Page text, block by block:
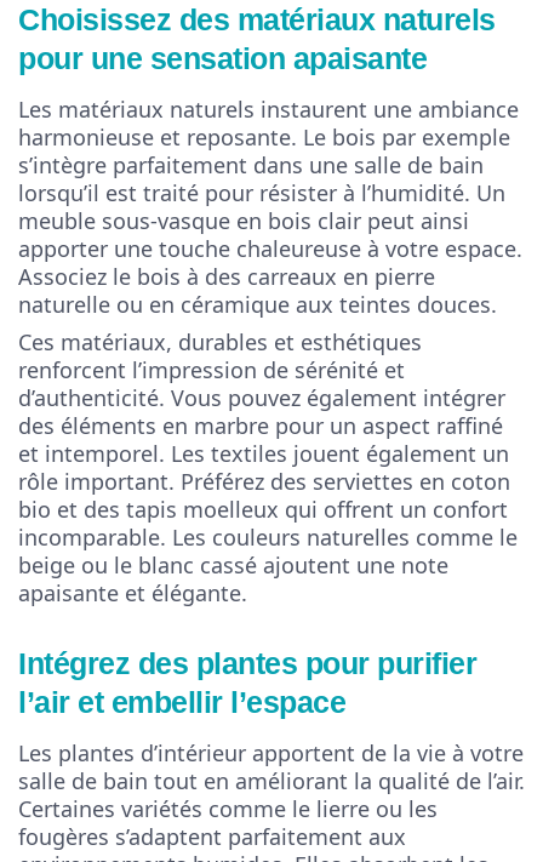
Choisissez des matériaux naturels
pour une sensation apaisante
Les matériaux naturels instaurent une ambiance
harmonieuse et reposante. Le bois par exemple
s’intègre parfaitement dans une salle de bain
lorsqu’il est traité pour résister à l’humidité. Un
meuble sous-vasque en bois clair peut ainsi
apporter une touche chaleureuse à votre espace.
Associez le bois à des carreaux en pierre
naturelle ou en céramique aux teintes douces.
Ces matériaux, durables et esthétiques
renforcent l’impression de sérénité et
d’authenticité. Vous pouvez également intégrer
des éléments en marbre pour un aspect raffiné
et intemporel. Les textiles jouent également un
rôle important. Préférez des serviettes en coton
bio et des tapis moelleux qui offrent un confort
incomparable. Les couleurs naturelles comme le
beige ou le blanc cassé ajoutent une note
apaisante et élégante.
Intégrez des plantes pour purifier
l’air et embellir l’espace
Les plantes d’intérieur apportent de la vie à votre
salle de bain tout en améliorant la qualité de l’air.
Certaines variétés comme le lierre ou les
fougères s’adaptent parfaitement aux